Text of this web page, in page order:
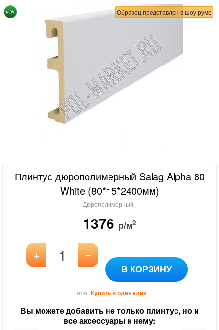
Образец представлен в шоу-руме
Плинтус дюрополимерный Salag Alpha 80
White (80*15*2400мм)
Дюрополимерный
1376 р/м2
+ –
В КОРЗИНУ
или Купить в один клик
Вы можете добавить не только плинтус, но и
все аксессуары к нему: